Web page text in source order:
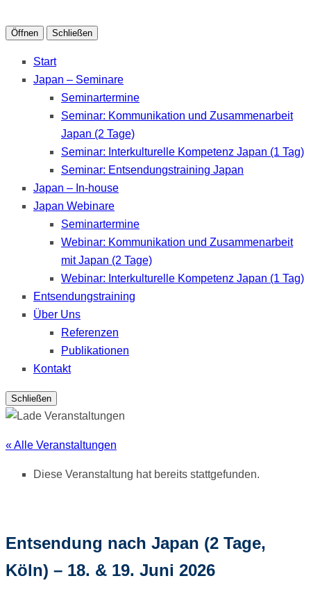
Öffnen Schließen
Start
Japan – Seminare
Seminartermine
Seminar: Kommunikation und Zusammenarbeit
Japan (2 Tage)
Seminar: Interkulturelle Kompetenz Japan (1 Tag)
Seminar: Entsendungstraining Japan
Japan – In-house
Japan Webinare
Seminartermine
Webinar: Kommunikation und Zusammenarbeit
mit Japan (2 Tage)
Webinar: Interkulturelle Kompetenz Japan (1 Tag)
Entsendungstraining
Über Uns
Referenzen
Publikationen
Kontakt
Schließen
« Alle Veranstaltungen
Diese Veranstaltung hat bereits stattgefunden.
Entsendung nach Japan (2 Tage,
Köln) – 18. & 19. Juni 2026